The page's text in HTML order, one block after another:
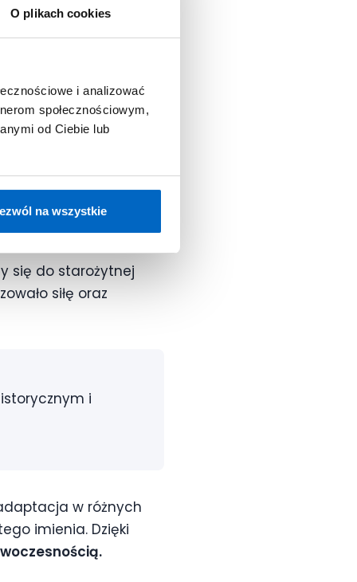
O plikach cookies
i analizować
społecznościowym,
od Ciebie lub
na wszystkie
się
do dążenia do
się do starożytnej
siłę oraz
i
w różnych
imienia. Dzięki